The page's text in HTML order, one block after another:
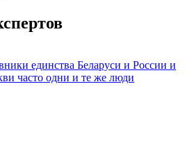
единства Беларуси и России и
часто одни и те же люди